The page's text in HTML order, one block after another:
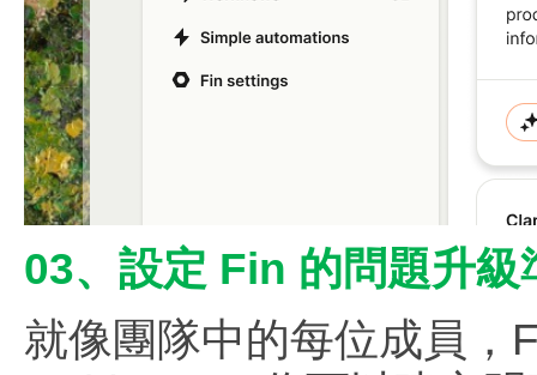
03、設定 Fin 的問題升級
就像團隊中的每位成員，